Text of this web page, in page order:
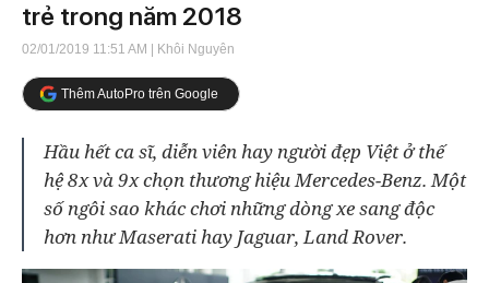
trẻ trong năm 2018
02/01/2019 11:51 AM | Khôi Nguyên
Thêm AutoPro trên Google
Hầu hết ca sĩ, diễn viên hay người đẹp Việt ở thế
hệ 8x và 9x chọn thương hiệu Mercedes-Benz. Một
số ngôi sao khác chơi những dòng xe sang độc
hơn như Maserati hay Jaguar, Land Rover.